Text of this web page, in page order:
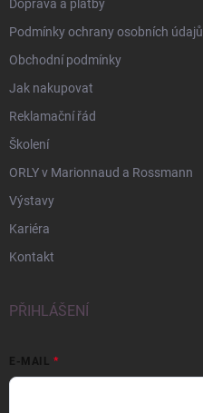
Doprava a platby
Podmínky ochrany osobních údajů
Obchodní podmínky
Jak nakupovat
Reklamační řád
Školení
ORLY v Marionnaud a Rossmann
Výstavy
Kariéra
Kontakt
PŘIHLÁŠENÍ
E-MAIL